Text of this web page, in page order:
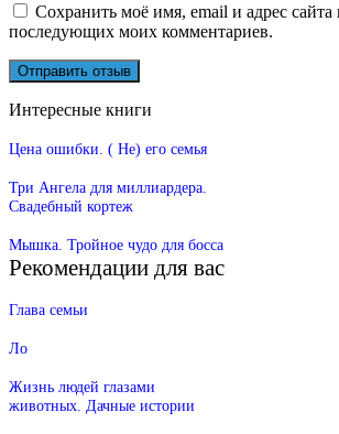
Сохранить моё имя, email и адрес сайта
последующих моих комментариев.
Интересные книги
Цена ошибки. ( Не) его семья
Три Ангела для миллиардера.
Свадебный кортеж
Мышка. Тройное чудо для босса
Рекомендации для вас
Глава семьи
Ло
Жизнь людей глазами
животных. Дачные истории